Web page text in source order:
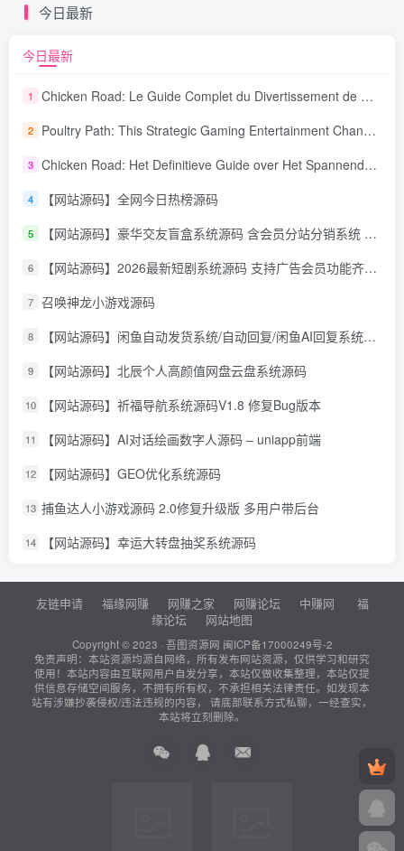
今日最新
今日最新
1 Chicken Road: Le Guide Complet du Divertissement de Maison de Jeu Stratégique
2 Poultry Path: This Strategic Gaming Entertainment Changing Sequence Forecasting
3 Chicken Road: Het Definitieve Guide over Het Spannende Gokspel
4 【网站源码】全网今日热榜源码
5 【网站源码】豪华交友盲盒系统源码 含会员分站分销系统 可易支付
6 【网站源码】2026最新短剧系统源码 支持广告会员功能齐全短剧源码
7 召唤神龙小游戏源码
8 【网站源码】闲鱼自动发货系统/自动回复/闲鱼AI回复系统源码
9 【网站源码】北辰个人高颜值网盘云盘系统源码
10 【网站源码】祈福导航系统源码V1.8 修复Bug版本
11 【网站源码】AI对话绘画数字人源码 – uniapp前端
12 【网站源码】GEO优化系统源码
13 捕鱼达人小游戏源码 2.0修复升级版 多用户带后台
14 【网站源码】幸运大转盘抽奖系统源码
友链申请 福缘网赚 网赚之家 网赚论坛 中赚网
福
缘论坛
网站地图
Copyright © 2023 · 吾图资源网 闽ICP备17000249号-2
免责声明：本站资源均源自网络，所有发布网站资源，仅供学习和研究
使用！本站内容由互联网用户自发分享，本站仅做收集整理，本站仅提
供信息存储空间服务，不拥有所有权，不承担相关法律责任。如发现本
站有涉嫌抄袭侵权/违法违规的内容， 请底部联系方式私聊，一经查实，
本站将立刻删除。